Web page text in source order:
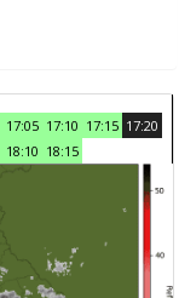
17:05 17:10 17:15 17:20
18:10 18:15